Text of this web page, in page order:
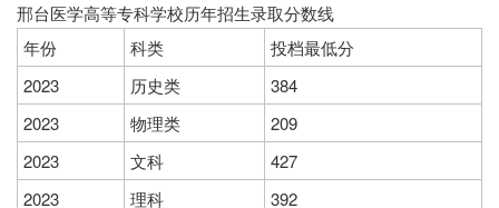
邢台医学高等专科学校历年招生录取分数线
年份
科类
投档最低分
2023
历史类
384
2023
物理类
209
2023
文科
427
2023
理科
392